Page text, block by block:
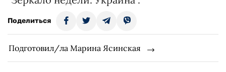
Поделиться
Подготовил/ла Марина Ясинская